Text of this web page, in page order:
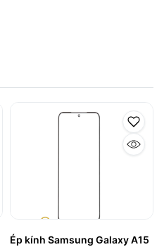
Ép kính Samsung Galaxy A15